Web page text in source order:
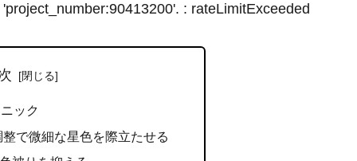
: rateLimitExceeded
ック
で微細な星色を際立たせる